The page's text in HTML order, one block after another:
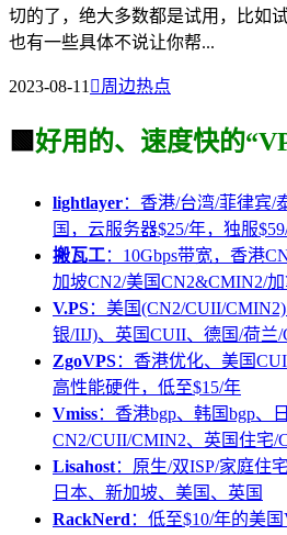
切的了，绝大多数都是试用，比如
也有一些具体不说让你帮...
2023-08-11 周边热点
🟩 好用的、速度快的
lightlayer：香港/台湾/菲律宾/
国，云服务器$25/年，独服
搬瓦工：10Gbps带宽，香港
加坡CN2/美国CN2&CMIN2/
V.PS：美国(CN2/CUII/
银/IIJ)、英国CUII、德国/荷兰
ZgoVPS：香港优化、美国
高性能硬件，低至$15/年
Vmiss：香港bgp、韩国bgp、
CN2/CUII/CMIN2、英国住宅/
Lisahost：原生/双ISP/家庭住
日本、新加坡、美国、英国
RackNerd：低至$10/年的美